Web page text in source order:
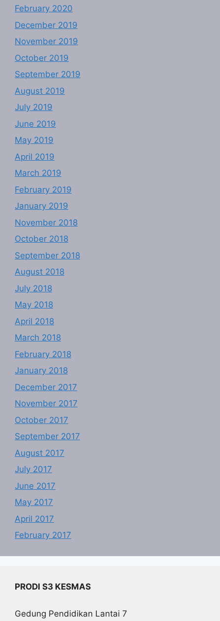
February 2020
December 2019
November 2019
October 2019
September 2019
August 2019
July 2019
June 2019
May 2019
April 2019
March 2019
February 2019
January 2019
November 2018
October 2018
September 2018
August 2018
July 2018
May 2018
April 2018
March 2018
February 2018
January 2018
December 2017
November 2017
October 2017
September 2017
August 2017
July 2017
June 2017
May 2017
April 2017
February 2017
PRODI S3 KESMAS
Gedung Pendidikan Lantai 7